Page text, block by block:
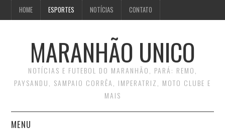
HOME ESPORTES NOTÍCIAS CONTATO
MARANHÃO UNICO
NOTÍCIAS E FUTEBOL DO MARANHÃO, PARÁ: REMO,
PAYSANDU, SAMPAIO CORRÊA, IMPERATRIZ, MOTO CLUBE E
MAIS
MENU